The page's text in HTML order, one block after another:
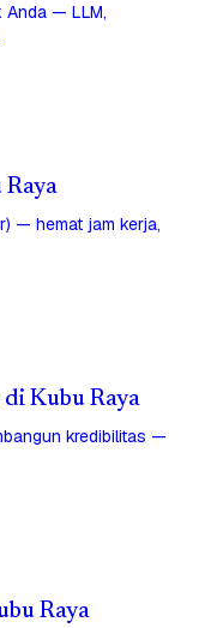
Anda — LLM,
Raya
— hemat jam kerja,
Kubu Raya
kredibilitas —
Raya